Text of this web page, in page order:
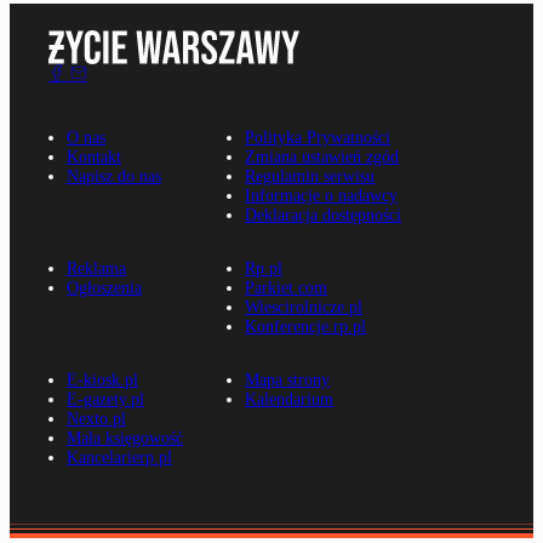
O nas
Kontakt
Napisz do nas
Polityka Prywatności
Zmiana ustawień zgód
Regulamin serwisu
Informacje o nadawcy
Deklaracja dostępności
Reklama
Ogłoszenia
Rp.pl
Parkiet.com
Wiescirolnicze.pl
Konferencje.rp.pl
E-kiosk.pl
E-gazety.pl
Nexto.pl
Mała księgowość
Kancelarierp.pl
Mapa strony
Kalendarium